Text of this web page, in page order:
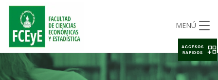
MENÚ
ACCESOS
RAPIDOS